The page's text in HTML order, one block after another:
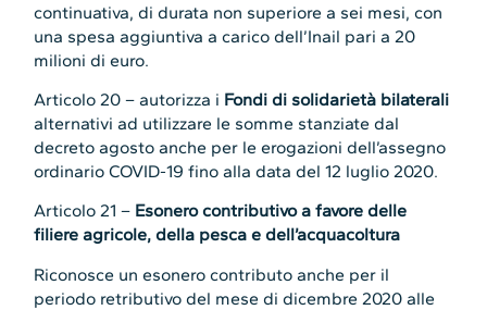
continuativa, di durata non superiore a sei mesi, con
una spesa aggiuntiva a carico dell’Inail pari a 20
milioni di euro.
Articolo 20 – autorizza i Fondi di solidarietà bilaterali
alternativi ad utilizzare le somme stanziate dal
decreto agosto anche per le erogazioni dell’assegno
ordinario COVID-19 fino alla data del 12 luglio 2020.
Articolo 21 – Esonero contributivo a favore delle
filiere agricole, della pesca e dell’acquacoltura
Riconosce un esonero contributo anche per il
periodo retributivo del mese di dicembre 2020 alle